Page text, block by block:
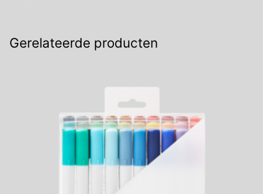
aantal
Gerelateerde producten